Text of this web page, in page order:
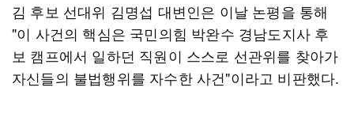
김 후보 선대위 김명섭 대변인은 이날 논평을 통해
"이 사건의 핵심은 국민의힘 박완수 경남도지사 후
보 캠프에서 일하던 직원이 스스로 선관위를 찾아가
자신들의 불법행위를 자수한 사건"이라고 비판했다.